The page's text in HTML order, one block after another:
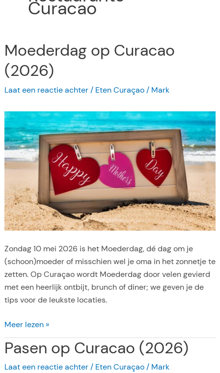
Curacao
Moederdag op Curacao
(2026)
Laat een reactie achter / Eten Curaçao/ Mark
Zondag 10 mei 2026 is het Moederdag, dé dag om je
(schoon)moeder of misschien wel je oma in het zonnetje te
zetten. Op Curaçao wordt Moederdag door velen gevierd
met een heerlijk ontbijt, brunch of diner; we geven je de
tips voor de leukste locaties.
M
o
e
d
Meer lezen »
Pasen op Curacao (2026)
Laat een reactie achter / Eten Curaçao/ Mark